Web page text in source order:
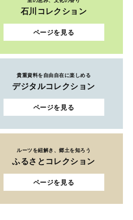
石川コレクション
ページを見る
貴重資料を自由自在に楽しめる
デジタルコレクション
ページを見る
ルーツを紐解き、郷土を知ろう
ふるさとコレクション
ページを見る